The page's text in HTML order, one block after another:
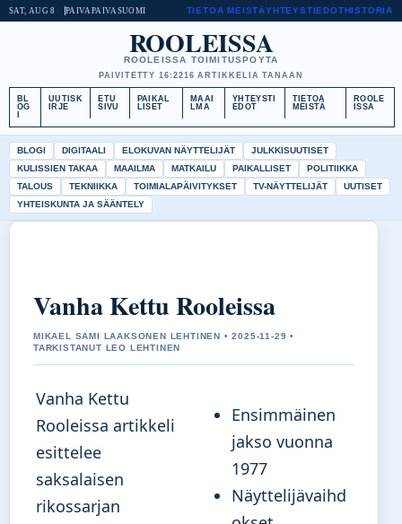
SAT, AUG 8 PAIVAPAIVASUOMI TIETOA MEISTÄYHTEYSTIEDOTHISTORIA
ROOLEISSA
ROOLEISSA TOIMITUSPOYTA
PAIVITETTY 16:2216 ARTIKKELIA TANAAN
BL
OG
UUTISK
IRJE
ETU
SIVU
PAIKAL
LISET
MAAI
LMA
YHTEYSTI
EDOT
TIETOA
MEISTÄ
ROOLE
ISSA
BLOGI DIGITAALI ELOKUVAN NÄYTTELIJÄT
JULKKISUUTISET
KULISSIEN TAKAA
MAAILMA MATKAILU PAIKALLISET
POLITIIKKA
TALOUS
TEKNIIKKA TOIMIALAPÄIVITYKSET TV-NÄYTTELIJÄT
UUTISET
YHTEISKUNTA JA SÄÄNTELY
Vanha Kettu Rooleissa
MIKAEL SAMI LAAKSONEN LEHTINEN • 2025-11-29 •
TARKISTANUT LEO LEHTINEN
Vanha Kettu
Rooleissa artikkeli
esittelee
saksalaisen
rikossarjan
Ensimmäinen
jakso vuonna
1977
Näyttelijävaihd